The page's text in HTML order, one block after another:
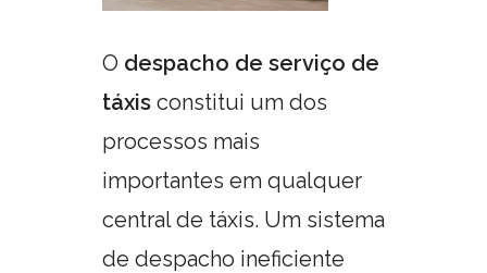
O despacho de serviço de
táxis constitui um dos
processos mais
importantes em qualquer
central de táxis. Um sistema
de despacho ineficiente